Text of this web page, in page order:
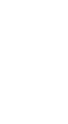
d) Nivel de alerta
cerrados y 50
caso pueda
acordarse la
3.30. Celebración
eventos y actos